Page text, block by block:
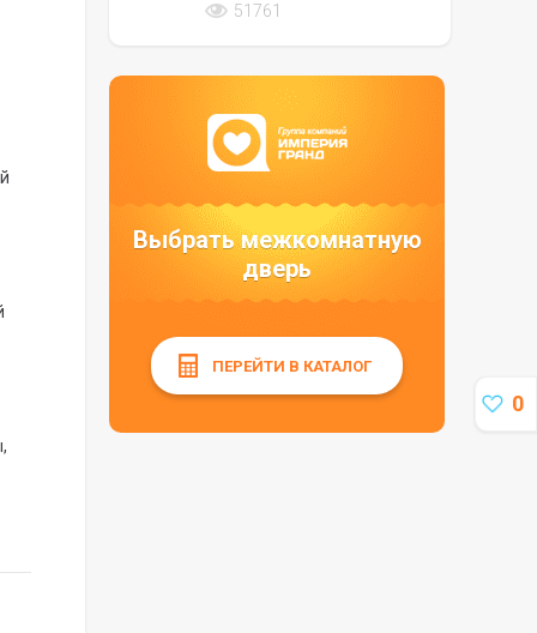
51761
Выбрать межкомнатную
дверь
ПЕРЕЙТИ В КАТАЛОГ
0